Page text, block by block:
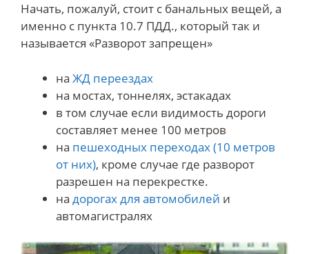
Начать, пожалуй, стоит с банальных вещей, а
именно с пункта 10.7 ПДД., который так и
называется «Разворот запрещен»
на ЖД переездах
на мостах, тоннелях, эстакадах
в том случае если видимость дороги
составляет менее 100 метров
на пешеходных переходах (10 метров
от них), кроме случае где разворот
разрешен на перекрестке.
на дорогах для автомобилей и
автомагистралях